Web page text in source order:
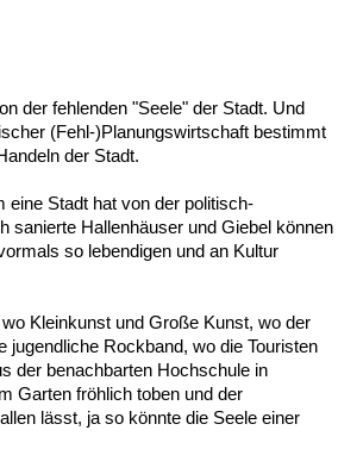
der fehlenden "Seele" der Stadt. Und
(Fehl-)Planungswirtschaft bestimmt
der Stadt.
eine Stadt hat von der politisch-
sanierte Hallenhäuser und Giebel können
so lebendigen und an Kultur
Kleinkunst und Große Kunst, wo der
Rockband, wo die Touristen
der benachbarten Hochschule in
Garten fröhlich toben und der
lässt, ja so könnte die Seele einer